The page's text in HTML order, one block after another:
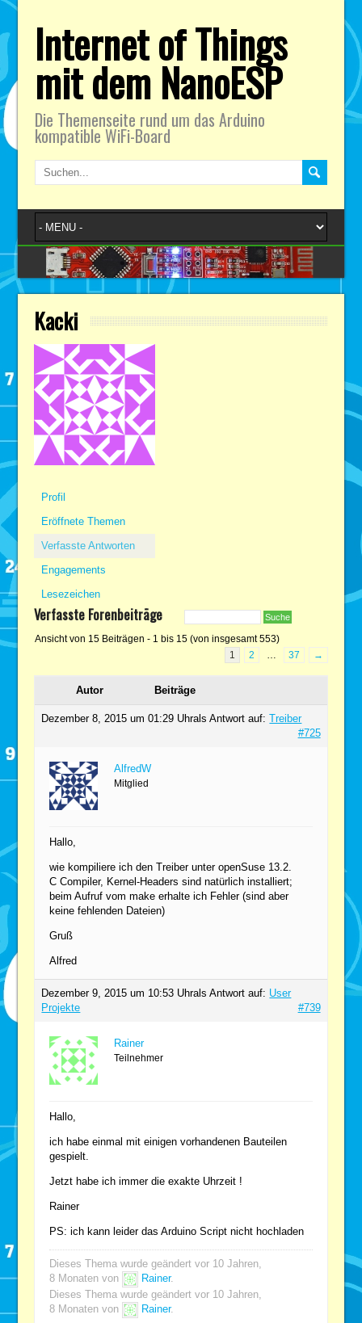
Internet of Things
mit dem NanoESP
Die Themenseite rund um das Arduino
kompatible WiFi-Board
Kacki
Profil
Eröffnete Themen
Verfasste Antworten
Engagements
Lesezeichen
Verfasste Forenbeiträge
Ansicht von 15 Beiträgen - 1 bis 15 (von insgesamt 553)
1
2 37 →
Autor Beiträge
Dezember 8, 2015 um 01:29 Uhrals Antwort auf:Treiber
#725
AlfredW
Mitglied
Hallo,
wie kompiliere ich den Treiber unter openSuse 13.2.
C Compiler, Kernel-Headers sind natürlich installiert;
beim Aufruf vom make erhalte ich Fehler (sind aber
keine fehlenden Dateien)
Gruß
Alfred
Dezember 9, 2015 um 10:53 Uhrals Antwort auf: User
Projekte
#739
Rainer
Teilnehmer
Hallo,
ich habe einmal mit einigen vorhandenen Bauteilen
gespielt.
Jetzt habe ich immer die exakte Uhrzeit !
Rainer
PS: ich kann leider das Arduino Script nicht hochladen
Dieses Thema wurde geändert vor 10 Jahren,
8 Monaten von
Rainer.
Dieses Thema wurde geändert vor 10 Jahren,
8 Monaten von
Rainer.